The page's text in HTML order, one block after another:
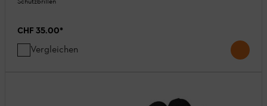
CHF 35.00*
Vergleichen